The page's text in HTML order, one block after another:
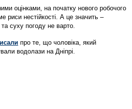
оцінками, на початку нового робочого
риси нестійкості. А це значить –
суху погоду не варто.
про те, що чоловіка, який
водолази на Дніпрі.